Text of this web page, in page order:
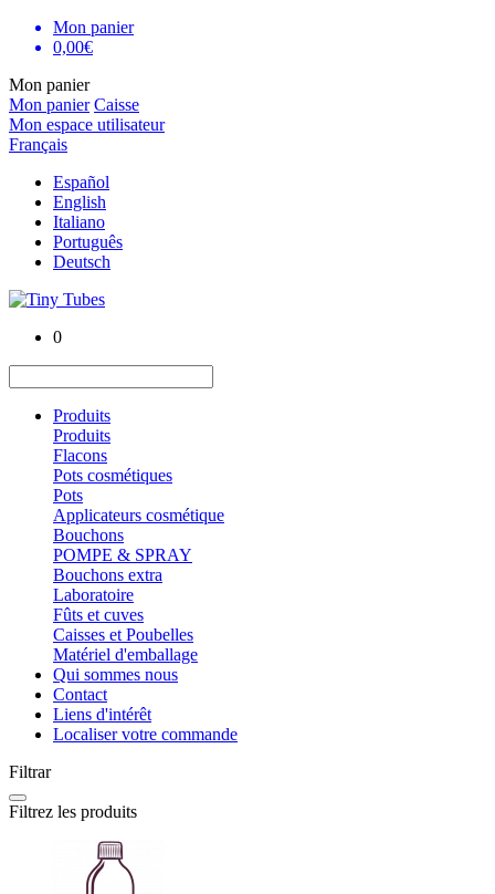
Mon panier
0,00€
Mon panier
Mon panier Caisse
Mon espace utilisateur
Français
Español
English
Italiano
Português
Deutsch
0
Produits
Produits
Flacons
Pots cosmétiques
Pots
Applicateurs cosmétique
Bouchons
POMPE & SPRAY
Bouchons extra
Laboratoire
Fûts et cuves
Caisses et Poubelles
Matériel d'emballage
Qui sommes nous
Contact
Liens d'intérêt
Localiser votre commande
Filtrar
Filtrez les produits